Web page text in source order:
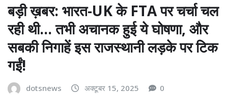
बड़ी ख़बर: भारत-UK के FTA पर चर्चा चल
रही थी… तभी अचानक हुई ये घोषणा, और
सबकी निगाहें इस राजस्थानी लड़के पर टिक
गईं!
dotsnews अक्टूबर 15, 2025 0